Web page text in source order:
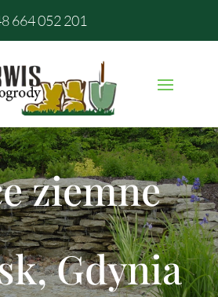
664 052 201
ziemne
Gdynia